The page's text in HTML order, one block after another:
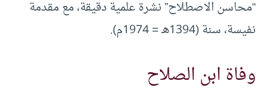
“محاسن الاصطلاح” نشرة علمية دقيقة، مع مقدمة
نفيسة، سنة (1394هـ = 1974م).
وفاة ابن الصلاح